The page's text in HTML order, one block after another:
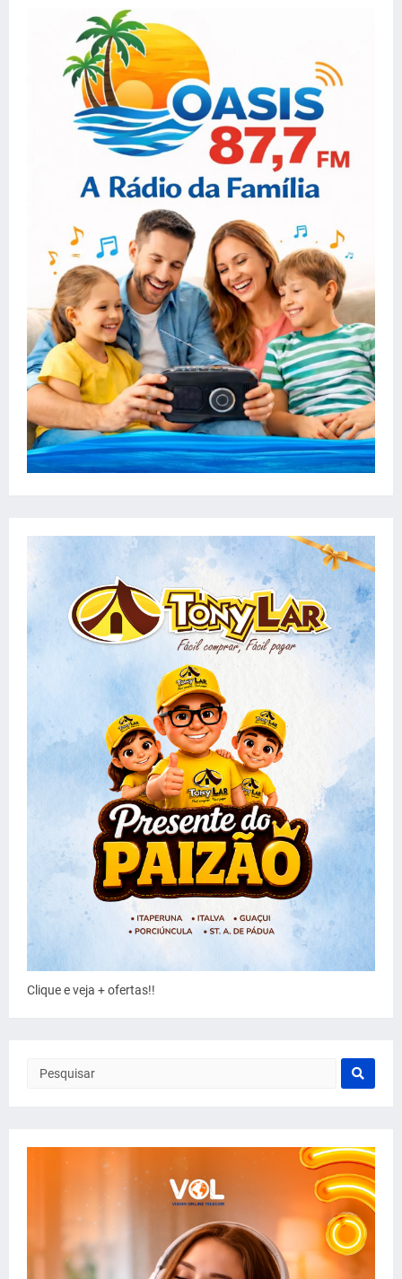
Clique e veja + ofertas!!